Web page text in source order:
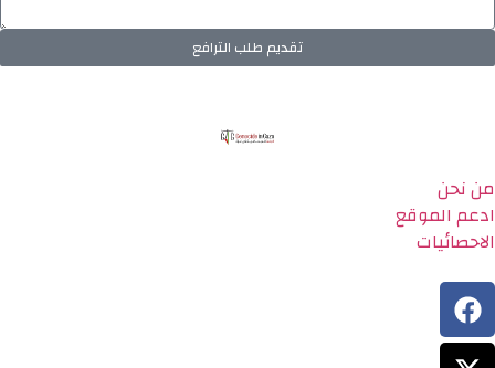
تقديم طلب الترافع
من نحن
ادعم الموقع
الاحصائيات